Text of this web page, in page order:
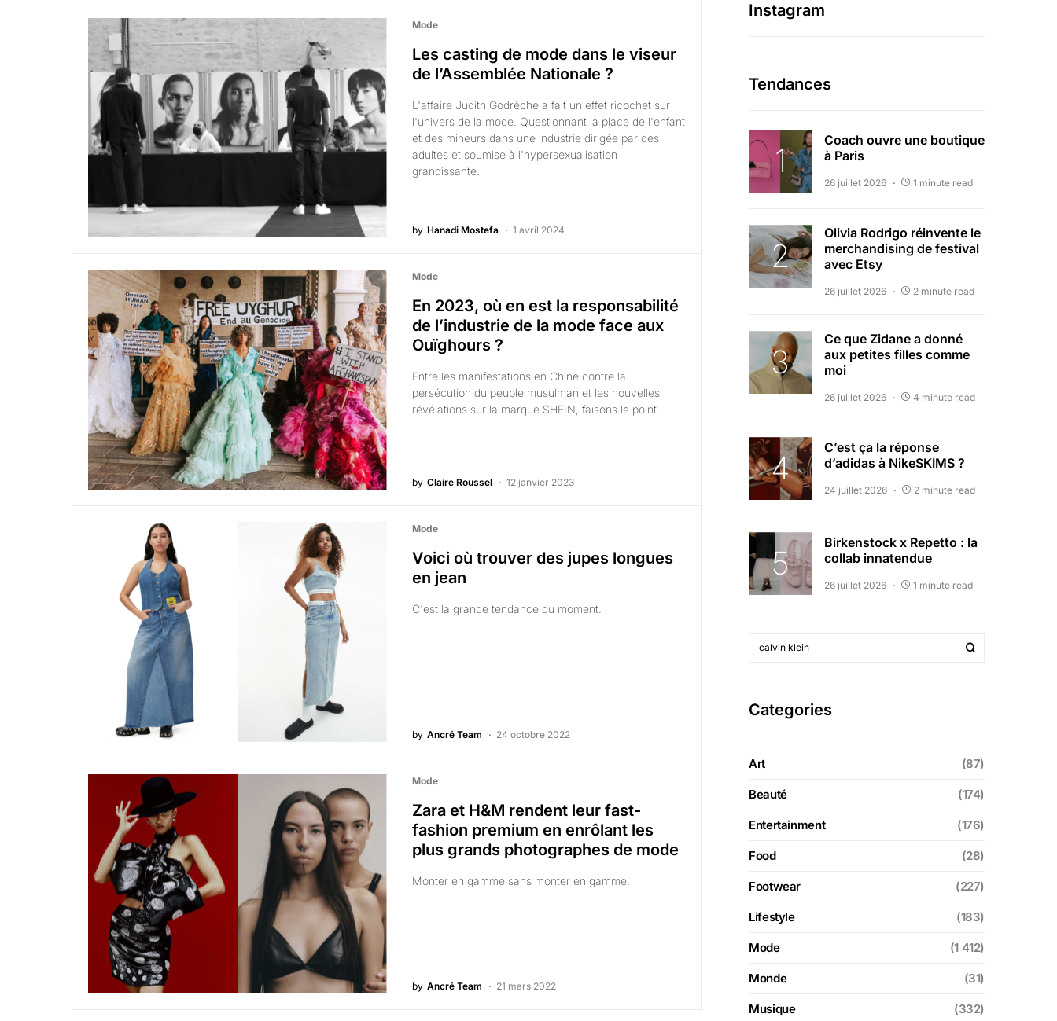
Mode
Les casting de mode dans le viseur
de l’Assemblée Nationale ?
L'affaire Judith Godrèche a fait un effet ricochet sur
l'univers de la mode. Questionnant la place de l'enfant
et des mineurs dans une industrie dirigée par des
adultes et soumise à l'hypersexualisation
grandissante.
by Hanadi Mostefa 1 avril 2024
Mode
En 2023, où en est la responsabilité
de l’industrie de la mode face aux
Ouïghours ?
Entre les manifestations en Chine contre la
persécution du peuple musulman et les nouvelles
révélations sur la marque SHEIN, faisons le point.
by Claire Roussel 12 janvier 2023
Mode
Voici où trouver des jupes longues
en jean
C'est la grande tendance du moment.
by Ancré Team 24 octobre 2022
Mode
Zara et H&M rendent leur fast-
fashion premium en enrôlant les
plus grands photographes de mode
Monter en gamme sans monter en gamme.
by Ancré Team 21 mars 2022
Instagram
Tendances
Coach ouvre une boutique
à Paris
26 juillet 2026 1 minute read
Olivia Rodrigo réinvente le
merchandising de festival
avec Etsy
26 juillet 2026 2 minute read
Ce que Zidane a donné
aux petites filles comme
moi
26 juillet 2026 4 minute read
C’est ça la réponse
d’adidas à NikeSKIMS ?
24 juillet 2026 2 minute read
Birkenstock x Repetto : la
collab innatendue
26 juillet 2026 1 minute read
Categories
Art (87)
Beauté (174)
Entertainment (176)
Food (28)
Footwear (227)
Lifestyle (183)
Mode (1 412)
Monde (31)
Musique (332)